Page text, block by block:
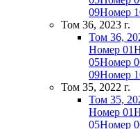
09Номер
Том 36, 2023 г.
Том 36,
Номер 01
05Номер
09Номер
Том 35, 2022 г.
Том 35,
Номер 01
05Номер